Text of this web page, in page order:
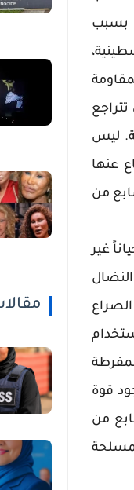
بسبب
ليس
عنها
من
غير
قوة
من